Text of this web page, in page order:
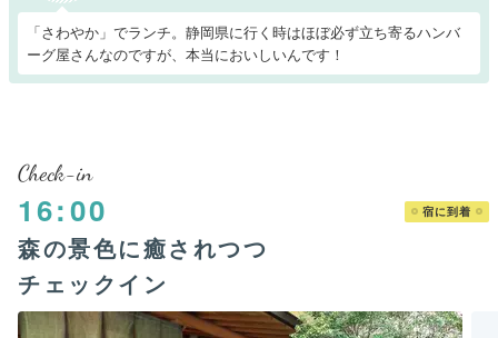
「さわやか」でランチ。静岡県に行く時はほぼ必ず立ち寄るハンバ
ーグ屋さんなのですが、本当においしいんです！
Check-in
16:00 宿に到着
森の景色に癒されつつ
チェックイン